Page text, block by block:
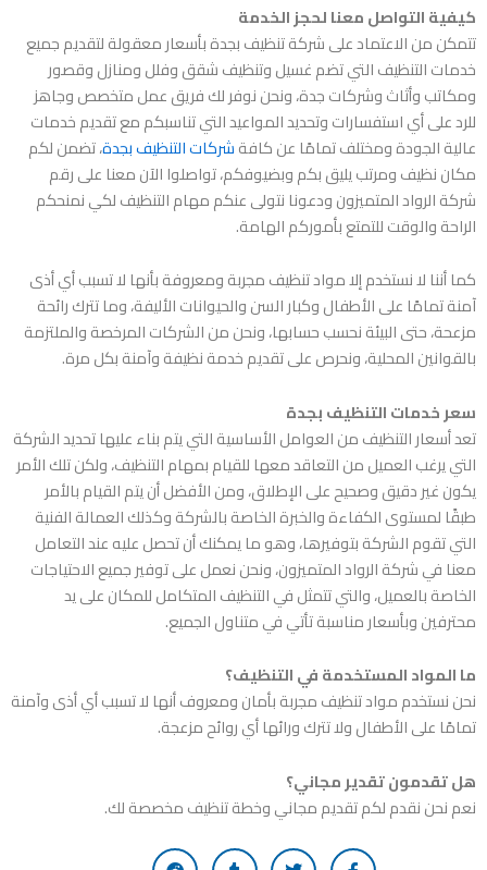
كيفية التواصل معنا لحجز الخدمة
تتمكن من الاعتماد علىشركة تنظيف بجدة بأسعار معقولةلتقديم جميع
خدمات التنظيف التي تضم غسيل وتنظيف شقق وفلل ومنازل وقصور
ومكاتب وأثاث وشركات جدة، ونحن نوفر لك فريق عمل متخصص وجاهز
للرد على أي استفسارات وتحديد المواعيد التي تناسبكم مع تقديم خدمات
عالية الجودة ومختلف تمامًا عن كافةشركات التنظيف بجدة، تضمن لكم
مكان نظيف ومرتب يليق بكم وبضيوفكم، تواصلوا الآن معنا على رقم
شركة الرواد المتميزون ودعونا نتولى عنكم مهام التنظيف لكي نمنحكم
الراحة والوقت للتمتع بأموركم الهامة.
كما أننا لا نستخدم إلا مواد تنظيف مجربة ومعروفة بأنها لا تسبب أي أذى
آمنة تمامًا على الأطفال وكبار السن والحيوانات الأليفة، وما تترك رائحة
مزعحة، حتى البيئة نحسب حسابها، ونحن من الشركات المرخصة والملتزمة
بالقوانين المحلية، ونحرص على تقديم خدمة نظيفة وآمنة بكل مرة.
سعر خدمات التنظيف بجدة
تعد أسعار التنظيف من العوامل الأساسية التي يتم بناء عليها تحديد الشركة
التي يرغب العميل من التعاقد معها للقيام بمهام التنظيف، ولكن تلك الأمر
يكون غير دقيق وصحيح على الإطلاق، ومن الأفضل أن يتم القيام بالأمر
طبقًا لمستوى الكفاءة والخبرة الخاصة بالشركة وكذلك العمالة الفنية
التي تقوم الشركة بتوفيرها، وهو ما يمكنك أن تحصل عليه عند التعامل
معنا في شركة الرواد المتميزون، ونحن نعمل على توفير جميع الاحتياجات
الخاصة بالعميل، والتي تتمثل في التنظيف المتكامل للمكان على يد
محترفين وبأسعار مناسبة تأتي في متناول الجميع.
ما المواد المستخدمة في التنظيف؟
نحن نستخدم مواد تنظيف مجربة بأمان ومعروف أنها لا تسبب أي أذى وآمنة
تمامًا على الأطفال ولا تترك ورائها أي روائح مزعجة.
هل تقدمون تقدير مجاني؟
نعم نحن نقدم لكم تقديم مجاني وخطة تنظيف مخصصة لك.